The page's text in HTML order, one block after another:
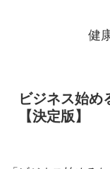
健
ビジネス始め
【決定版】